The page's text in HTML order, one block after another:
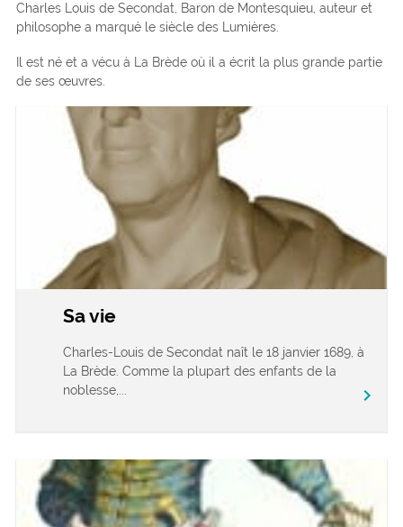
Charles Louis de Secondat, Baron de Montesquieu, auteur et
philosophe a marqué le siècle des Lumières.
Il est né et a vécu à La Brède où il a écrit la plus grande partie
de ses œuvres.
Sa vie
Charles-Louis de Secondat naît le 18 janvier 1689, à
La Brède. Comme la plupart des enfants de la
noblesse,...
chevron_right